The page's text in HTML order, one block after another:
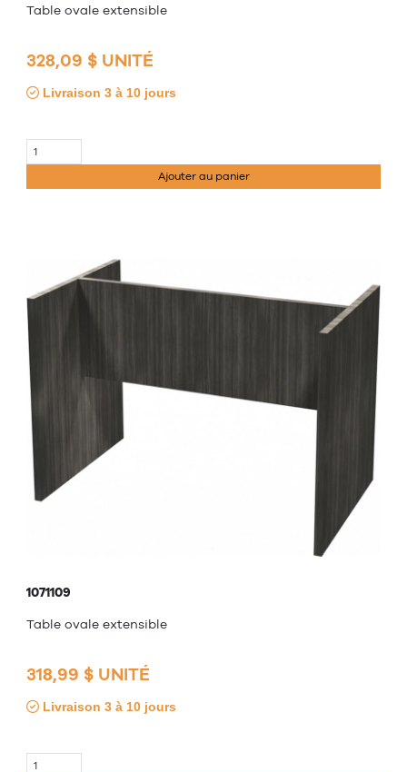
Table ovale extensible
328,09 $ UNITÉ
Livraison 3 à 10 jours
Ajouter au panier
1071109
Table ovale extensible
318,99 $ UNITÉ
Livraison 3 à 10 jours